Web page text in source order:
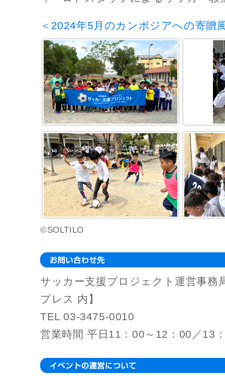
＜2024年5月のカンボジアへの寄贈
©SOLTILO
サッカー支援プロジェクト運営事務
プレス 内】
TEL 03-3475-0010
営業時間 平日11：00～12：00／13